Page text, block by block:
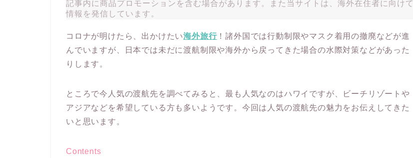
記事内に商品プロモーションを含む場合があります。また当サイトは、海外在住者に向けて
情報を発信しています。
コロナが明けたら、出かけたい海外旅行！諸外国では行動制限やマスク着用の撤廃などが進
んでいますが、日本では未だに渡航制限や海外から戻ってきた場合の水際対策などがあった
りします。
ところで今人気の渡航先を調べてみると、最も人気なのはハワイですが、ビーチリゾートや
アジアなどを希望している方も多いようです。今回は人気の渡航先の魅力をお伝えしてきた
いと思います。
Contents